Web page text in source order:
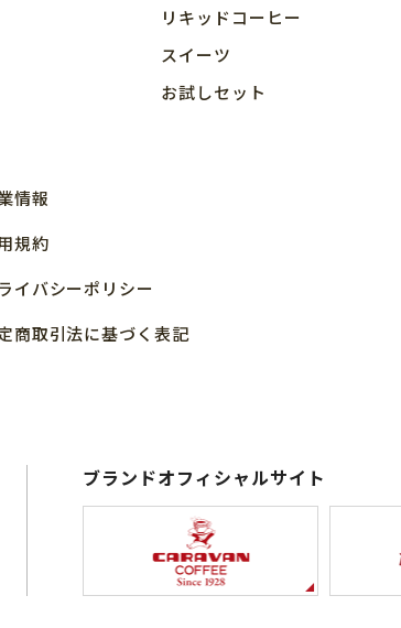
リキッドコーヒー
スイーツ
お試しセット
情報
規約
イバシーポリシー
商取引法に基づく表記
ブランドオフィシャルサイト